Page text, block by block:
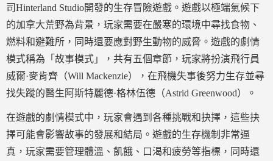
司Hinterland Studio開發的生存冒險遊戲。遊戲以極端氣候下
的加拿大荒野為背景，玩家需要在嚴寒的環境中尋找食物、
燃料和避難所，同時還要應對野生動物的威脅。遊戲的劇情
模式稱為「故事模式」，共有五個章節，玩家將扮演飛行員
威爾·麥肯齊（Will Mackenzie），在飛機失事後努力生存並尋
找失蹤的醫生阿斯特麗德·格林伍德（Astrid Greenwood）。
在遊戲的劇情模式中，玩家會遇到各種挑戰和抉擇，這些抉
擇可能會影響故事的發展和結局。遊戲的生存機制非常逼
真，玩家需要管理體溫、飢餓、口渴和疲勞等指標，同時還